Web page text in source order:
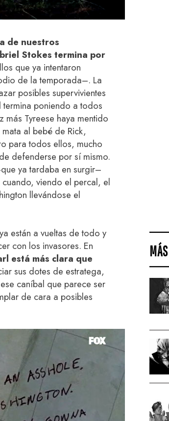
MÁS
de nuestros
Stokes termina por
que ya intentaron
de la temporada–. La
posibles supervivientes
poniendo a todos
más Tyreese haya mentido
al bebé de Rick,
para todos ellos, mucho
defenderse por sí mismo.
ya tardaba en surgir–
viendo el percal, el
llevándose el
están a vueltas de todo y
con los invasores. En
está más clara que
sus dotes de estratega,
caníbal que parece ser
de cara a posibles